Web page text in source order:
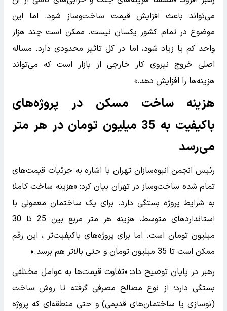
می‌تواند باعث افزایش قیمت ساخت‌وساز شود. اما این
موضوع در تمام کشور یکسان نیست. ممکن است چند هزار
واحد کم یا زیاد شود، اما در کل تاثیر محدودی دارد. مساله
اصلی خروج نیروی کار خارجی از بازار است که می‌تواند
هزینه‌ها را افزایش دهد.»
هزینه ساخت مسکن در پروژه‌های
باکیفیت به 35 میلیون تومان در هر متر
می‌رسد
رئیس انجمن انبوه‌سازان تهران با اشاره به جزئیات قیمت‌های
تمام شده ساخت‌وساز در تهران بیان کرد: «هزینه ساخت کاملا
به شرایط پروژه بستگی دارد. برای یک ساختمان معمولی با
استانداردهای متوسط، هزینه هر متر مربع بین 25 تا 30
میلیون تومان است. اما برای پروژه‌های باکیفیت‌تر ، این رقم
ممکن است تا 35 میلیون تومان و حتی بالاتر هم برسد.»
رهبر در پایان توضیح داد: «تفاوت قیمت‌ها به عوامل مختلفی
بستگی دارد؛ از نوع مصالح مصرفی گرفته تا روش ساخت
(نوسازی یا ساختمان‌های قدیمی) و حتی منطقه‌ای که پروژه